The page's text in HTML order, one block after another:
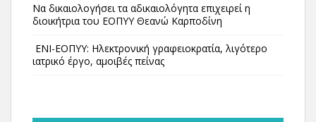
Να δικαιολογήσει τα αδικαιολόγητα επιχειρεί η
διοικήτρια του ΕΟΠΥΥ Θεανώ Καρποδίνη
ΕΝΙ-ΕΟΠΥΥ: Ηλεκτρονική γραφειοκρατία, λιγότερο
ιατρικό έργο, αμοιβές πείνας